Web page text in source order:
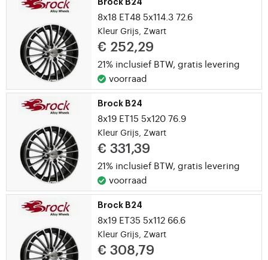
Brock B24
8x18 ET48 5x114.3 72.6
Kleur Grijs, Zwart
€ 252,29
21% inclusief BTW, gratis levering
voorraad
Brock B24
8x19 ET15 5x120 76.9
Kleur Grijs, Zwart
€ 331,39
21% inclusief BTW, gratis levering
voorraad
Brock B24
8x19 ET35 5x112 66.6
Kleur Grijs, Zwart
€ 308,79